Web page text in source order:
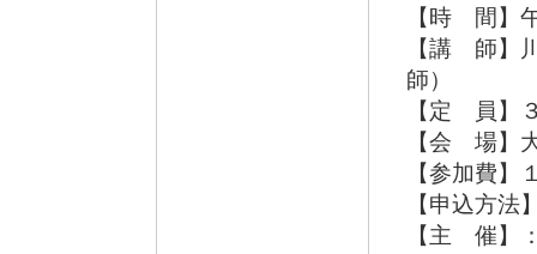
【時 間】
【講 師】
師）
【定 員】
【会 場】
【参加費】
【申込方法
【主 催】